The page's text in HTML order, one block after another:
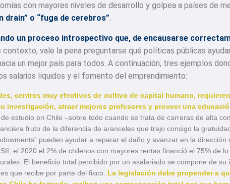
con mayores niveles de desarrollo y golpea a países de
drain” o “fuga de cerebros”.
un proceso introspectivo que, de encausarse
contexto, vale la pena preguntarse qué políticas públicas
un mejor país para todos. A continuación, tres ejemplos
salarios líquidos y el fomento del emprendimiento:
, centros muy efectivos de cultivo de capital humano,
investigación, atraer mejores profesores y proveer una
estudio en Chile –sobre todo cuando se trata de carreras de alta
fruto de la diferencia de aranceles que trajo consigo la
pueden ayudar a reparar el daño y avanzar en la dirección
el 2020 el 2% de chilenos con mayores rentas financió el 75% de
El beneficio total percibido por un asalariado se compone de su
que recibe por parte del fisco. La legislación debe propender a